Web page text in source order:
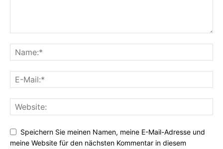
Speichern Sie meinen Namen, meine E-Mail-Adresse und
meine Website für den nächsten Kommentar in diesem